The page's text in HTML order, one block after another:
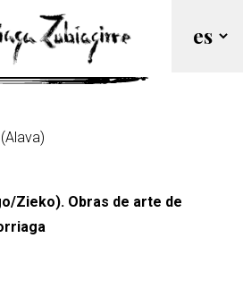
(Acrílico)
Zieko). Obras de arte de